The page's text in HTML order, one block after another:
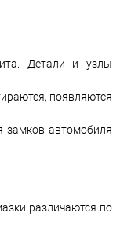
Детали и узлы
появляются
замков автомобиля
различаются по